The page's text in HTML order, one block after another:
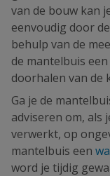
van de bouw kan
eenvoudig door
behulp van de
de mantelbuis
doorhalen van de
Ga je de
adviseren om, als
verwerkt, op
mantelbuis een
word je tijdig